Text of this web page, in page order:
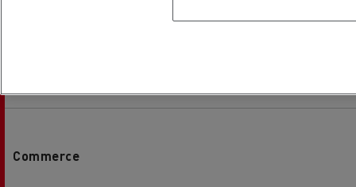
Commerce